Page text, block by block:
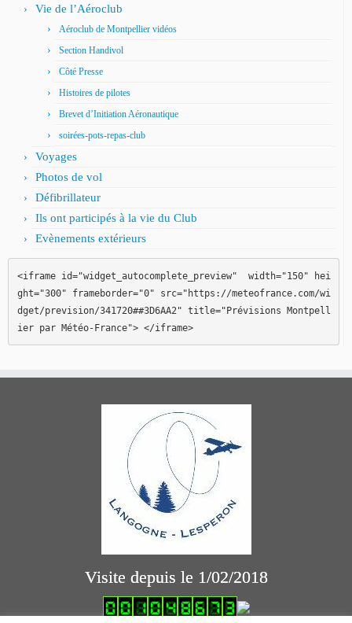
Vie de l’Aéroclub
Aéroclub de Montpellier vidéos
Section Handivol
Côté Presse
Histoires de pilotes
Brevet d’Initiation Aéronautique
soirées-pots-repas-club
Voyages
Photos de vol
Défibrillateur
Ils ont participés à la vie du Club
Evènements extérieurs
<iframe id="widget_autocomplete_preview"  width="150" hei
ght="300" frameborder="0" src="https://meteofrance.com/wi
dget/prevision/341720##3D6AA2" title="Prévisions Montpell
ier par Météo-France"> </iframe>
Visite depuis le 1/02/2018